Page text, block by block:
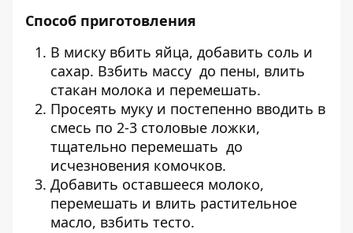
Способ приготовления
В миску вбить яйца, добавить соль и
сахар. Взбить массу до пены, влить
стакан молока и перемешать.
Просеять муку и постепенно вводить в
смесь по 2-3 столовые ложки,
тщательно перемешать до
исчезновения комочков.
Добавить оставшееся молоко,
перемешать и влить растительное
масло, взбить тесто.